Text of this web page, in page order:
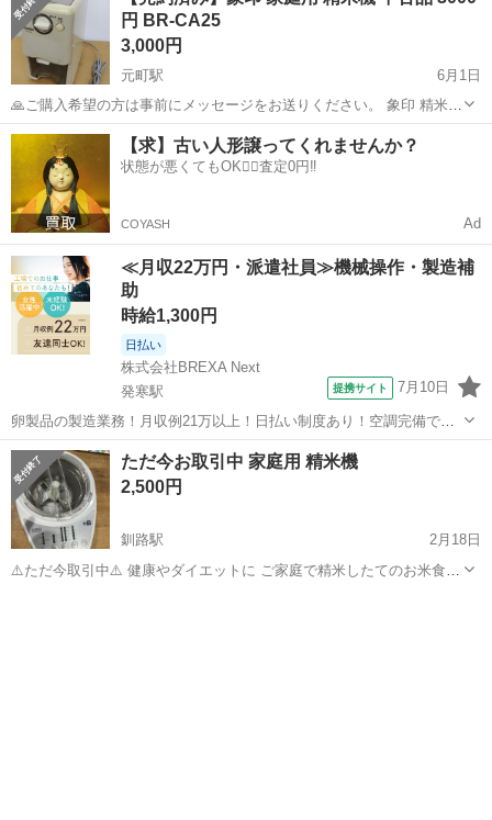
円 BR-CA25
3,000円
元町駅
6月1日
🙏ご購入希望の方は事前にメッセージをお送りください。 象印 精米機
BR-CA25 中古品 3,000円です。 ・サイズ 幅170×高さ320×奥行320mm
・重さ 7.5kg ・容量 5合 ...
北海道 札幌市 元町駅 キッチン家電 象印
【求】古い人形譲ってくれませんか？
状態が悪くてもOK🙆‍♀️査定0円‼️
COYASH Ad
≪月収22万円・派遣社員≫機械操作・製造補
助
時給1,300円
日払い
株式会社BREXA Next
発寒駅
提携サイト 7月10日
卵製品の製造業務！月収例21万以上！日払い制度あり！空調完備で快
適作業★20代～50代までの男女活躍中！作業着無償貸与★マイカー通
勤OK＆無料駐車場完備！《北海道札幌市》 人気の工場のお仕事 ◇卵
製品の製造業務◇ 作業内...
北海道 札幌市 発寒駅 その他
ただ今お取引中 家庭用 精米機
2,500円
釧路駅
2月18日
⚠️ただ今取引中⚠️ 健康やダイエットに ご家庭で精米したてのお米食べ